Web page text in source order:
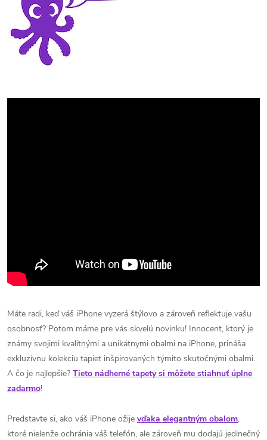
Máte radi, keď váš iPhone vyzerá štýlovo a zároveň reflektuje vašu
osobnosť? Potom máme pre vás skvelú novinku! Innocent, ktorý je
známy svojimi kvalitnými a unikátnymi obalmi na iPhone, prináša
exkluzívnu kolekciu tapiet inšpirovaných týmito skutočnými obalmi.
A čo je najlepšie? Tieto nádherné tapety si môžete stiahnuť úplne
zadarmo!
Predstavte si, ako váš iPhone ožije vďaka elegantným obalom,
ktoré nielenže ochránia váš telefón, ale zároveň mu dodajú jedinečný